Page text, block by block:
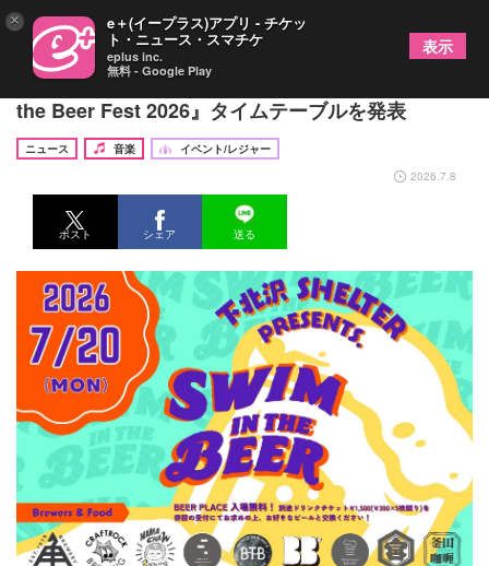
下北沢の“クラフトビールと音楽の祭典”『Swim in
the Beer Fest 2026』タイムテーブルを発表
ニュース 音楽
イベント/レジャー
2026.7.8
ポスト シェア 送る
× e＋(イープラス)アプリ - チケッ
ト・ニュース・スマチケ
eplus inc.
無料 - Google Play
表示